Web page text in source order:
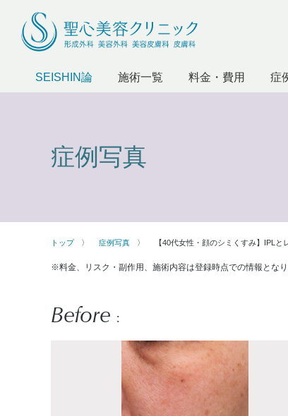
SEISHIN論 施術一覧 料金・費用 症
症例写真
トップ 症例写真 【40代女性・顔のシミくすみ】IPLと
※料金、リスク・副作用、施術内容は登録時点での情報とな
Before :